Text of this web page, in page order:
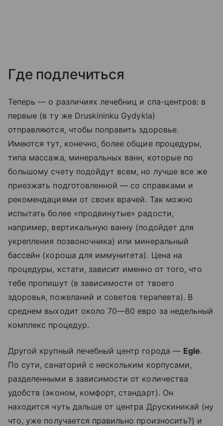
Где подлечиться
Теперь — о различиях лечебниц и спа-центров: в
первые (в ту же Druskininku Gydykla)
отправляются, чтобы поправить здоровье.
Имеются тут, конечно, более общие процедуры,
типа массажа, минеральных ванн, которые по
большому счету подойдут всем, но лучше все же
приезжать подготовленной — со справками и
рекомендациями от своих врачей. Так можно
испытать более «продвинутые» радости,
например, вертикальную ванну (подойдет для
укрепления позвоночника) или минеральный
бассейн (хороша для иммунитета). Цена на
процедуры, кстати, зависит именно от того, что
тебе пропишут (в зависимости от твоего
здоровья, пожеланий и советов терапевта). В
среднем выходит около 70—80 евро за недельный
комплекс процедур.
Другой крупный лечебный центр города — Egle.
По сути, санаторий с нескольким корпусами,
разделенными в зависимости от количества
удобств (эконом, комфорт, стандарт). Он
находится чуть дальше от центра Друскиникай (ну
что, уже получается правильно произносить?) и